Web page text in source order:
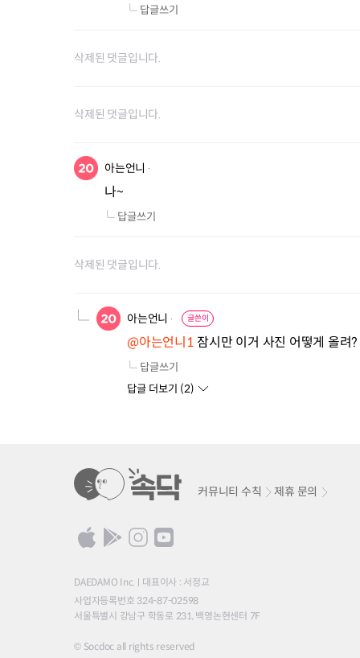
답글쓰기
삭제된 댓글입니다.
삭제된 댓글입니다.
아는언니
나~
답글쓰기
삭제된 댓글입니다.
아는언니 글쓴이
@아는언니1 잠시만 이거 사진 어떻게 올려
답글쓰기
답글 더보기 (2)
커뮤니티 수칙 제휴 문의
DAEDAMO Inc.
대표이사 : 서정교
사업자등록번호 324-87-02598
서울특별시 강남구 학동로 231, 백영논현센터 7F
© Socdoc all rights reserved